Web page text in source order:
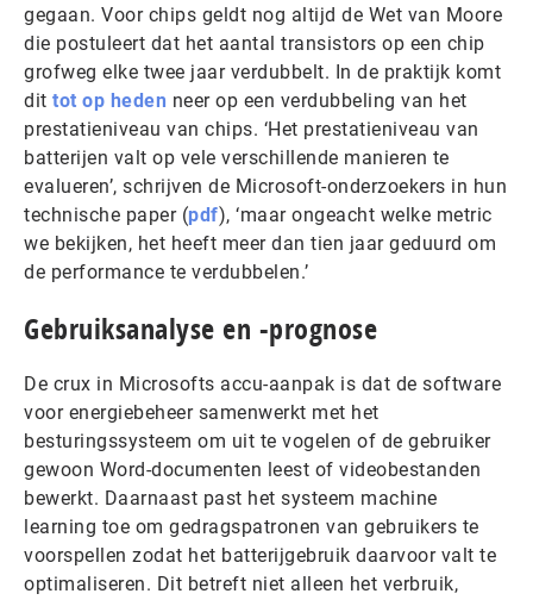
gegaan. Voor chips geldt nog altijd de Wet van Moore
die postuleert dat het aantal transistors op een chip
grofweg elke twee jaar verdubbelt. In de praktijk komt
dit tot op heden neer op een verdubbeling van het
prestatieniveau van chips. ‘Het prestatieniveau van
batterijen valt op vele verschillende manieren te
evalueren’, schrijven de Microsoft-onderzoekers in hun
technische paper (pdf), ‘maar ongeacht welke metric
we bekijken, het heeft meer dan tien jaar geduurd om
de performance te verdubbelen.’
Gebruiksanalyse en -prognose
De crux in Microsofts accu-aanpak is dat de software
voor energiebeheer samenwerkt met het
besturingssysteem om uit te vogelen of de gebruiker
gewoon Word-documenten leest of videobestanden
bewerkt. Daarnaast past het systeem machine
learning toe om gedragspatronen van gebruikers te
voorspellen zodat het batterijgebruik daarvoor valt te
optimaliseren. Dit betreft niet alleen het verbruik,